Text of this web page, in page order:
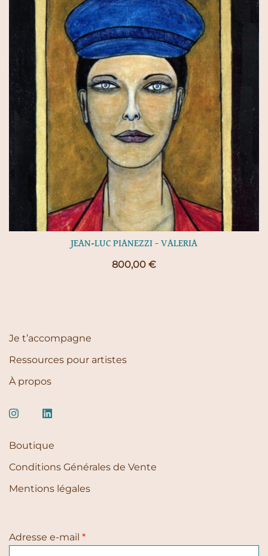
JEAN-LUC PIANEZZI – VALERIA
800,00 €
Je t’accompagne
Ressources pour artistes
À propos
Boutique
Conditions Générales de Vente
Mentions légales
Adresse e-mail *